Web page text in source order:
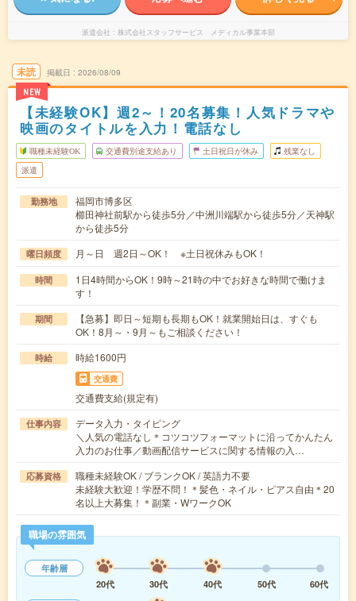
派遣会社 株式会社スタッフサービス メディカル事業本部
未読
NEW
掲載日 2026/08/09
【未経験OK】週2～！20名募集！人気ドラマや
映画のタイトルを入力！電話なし
職種未経験OK 交通費別途支給あり 土日祝日が休み 残業なし
派遣
勤務地
福岡市博多区
櫛田神社前駅から徒歩5分／中洲川端駅から徒歩5分／天神駅
から徒歩5分
曜日頻度 月～日 週2日～OK！ ※土日祝休みもOK！
時間
1日4時間からOK！9時～21時の中でお好きな時間で働けま
す！
期間
【急募】即日～短期も長期もOK！就業開始日は、すぐも
OK！8月～・9月～もご相談ください！
時給 時給1600円
交通費
交通費支給(規定有)
仕事内容
データ入力・タイピング
＼人気の電話なし＊コツコツフォーマットに沿ってかんたん
入力のお仕事／動画配信サービスに関する情報の入…
応募資格
職種未経験OK / ブランクOK / 英語力不要
未経験大歓迎！学歴不問！＊髪色・ネイル・ピアス自由＊20
名以上大募集！＊副業・WワークOK
職場の雰囲気
年齢層
20代
30代 40代 50代
60代